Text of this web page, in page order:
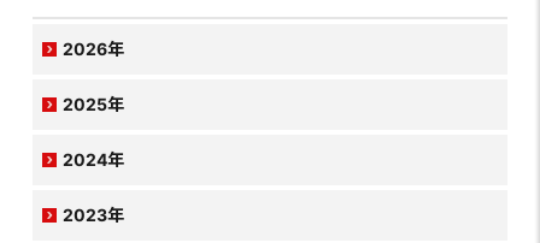
2026年
2025年
2024年
2023年